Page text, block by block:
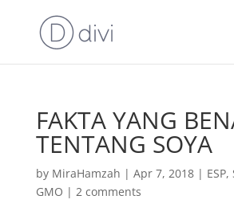
FAKTA YANG
TENTANG SOYA
by MiraHamzah | Apr 7, 2018| ESP,
GMO | 2 comments